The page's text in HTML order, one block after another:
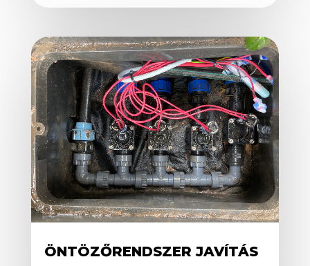
ÖNTÖZŐRENDSZER JAVÍTÁS